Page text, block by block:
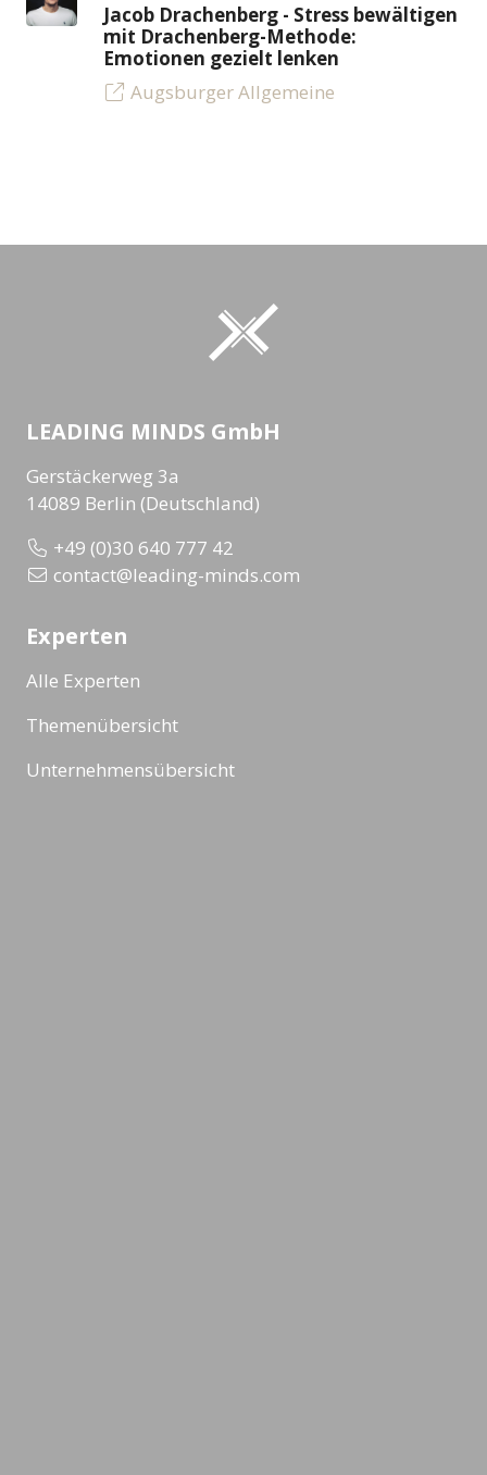
Jacob Drachenberg - Stress bewältigen
mit Drachenberg-Methode:
Emotionen gezielt lenken
Augsburger Allgemeine
LEADING MINDS GmbH
Gerstäckerweg 3a
14089 Berlin (Deutschland)
+49 (0)30 640 777 42
contact@leading-minds.com
Experten
Alle Experten
Themenübersicht
Unternehmensübersicht